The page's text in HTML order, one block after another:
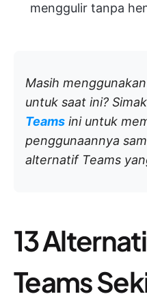
menggulir tanpa
Masih
untuk saat ini? Simak
Teams ini untuk
penggunaannya
alternatif Teams
13
Teams